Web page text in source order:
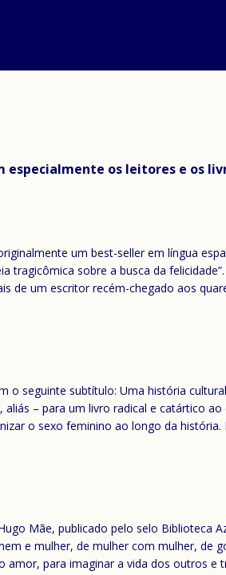
especialmente os leitores e os
um best-seller em língua
tragicômica sobre a busca da
de um escritor recém-chegado aos
o seguinte subtítulo: Uma história
– para um livro radical e catártico
o sexo feminino ao longo da
Mãe, publicado pelo selo Biblioteca
e mulher, de mulher com mulher, de
para imaginar a vida dos outros e